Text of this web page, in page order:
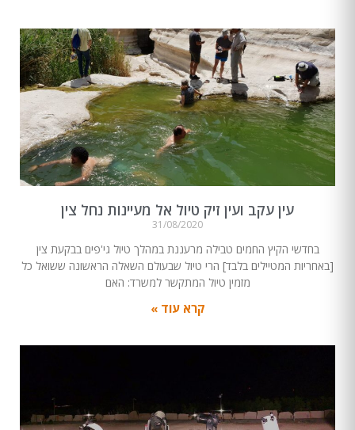
עין עקב ועין זיק טיול אל מעיינות נחל צין
31/08/2020
בחדשי הקיץ החמים טבילה מרעננת במהלך טיול גי'פים בבקעת צין
[באחריות המטיילים בלבד] הרי טיול שבעולם השאלה הראשונה ששואל כל
מזמין טיול המתקשר למשרד: האם
קרא עוד »